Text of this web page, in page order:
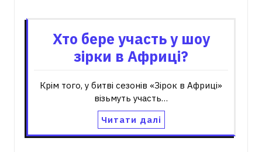
Хто бере участь у шоу
зірки в Африці?
Крім того, у битві сезонів «Зірок в Африці»
візьмуть участь…
Читати далі